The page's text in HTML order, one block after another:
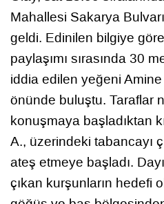
Mahallesi Sakarya
geldi. Edinilen bilgiye
paylaşımı sırasında 30
iddia edilen yeğeni
önünde buluştu. Taraflar
konuşmaya başladıktan
A., üzerindeki tabancayı
ateş etmeye başladı.
çıkan kurşunların hedefi